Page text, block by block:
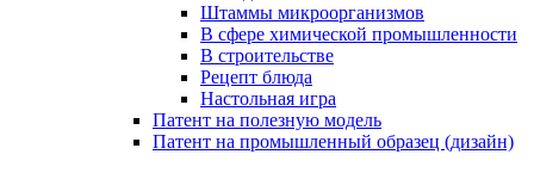
Штаммы микроорганизмов
В сфере химической промышленности
В строительстве
Рецепт блюда
Настольная игра
Патент на полезную модель
Патент на промышленный образец (дизайн)